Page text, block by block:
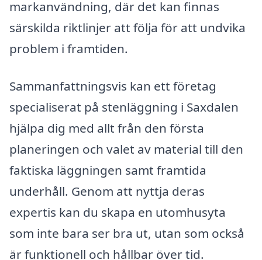
markanvändning, där det kan finnas
särskilda riktlinjer att följa för att undvika
problem i framtiden.
Sammanfattningsvis kan ett företag
specialiserat på stenläggning i Saxdalen
hjälpa dig med allt från den första
planeringen och valet av material till den
faktiska läggningen samt framtida
underhåll. Genom att nyttja deras
expertis kan du skapa en utomhusyta
som inte bara ser bra ut, utan som också
är funktionell och hållbar över tid.